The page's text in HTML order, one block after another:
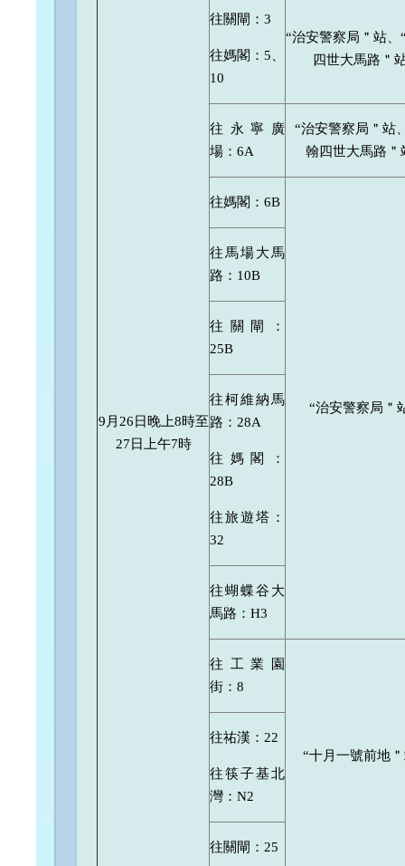
9月26日晚上8時至
27日上午7時
往關閘：3
往媽閣：5、
10
“治安警察局＂站、
四世大馬路＂
往永寧廣
場：6A
“治安警察局＂站
翰四世大馬路＂
往媽閣：6B
“治安警察局＂
往馬場大馬
路：10B
往關閘：
25B
往柯維納馬
路：28A
往媽閣：
28B
往旅遊塔：
32
往蝴蝶谷大
馬路：H3
往工業園
街：8
“十月一號前地
往祐漢：22
往筷子基北
灣：N2
往關閘：25